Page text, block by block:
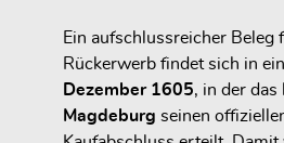
Ein aufschlussreicher Beleg
Rückerwerb findet sich in
Dezember 1605, in der das
Magdeburg seinen